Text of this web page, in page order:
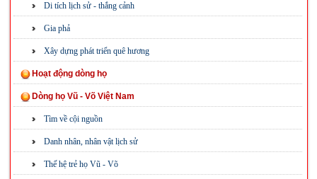
Di tích lịch sử - thắng cảnh
Gia phả
Xây dựng phát triển quê hương
Hoạt động dòng họ
Dòng họ Vũ - Võ Việt Nam
Tìm về cội nguồn
Danh nhân, nhân vật lịch sử
Thế hệ trẻ họ Vũ - Võ